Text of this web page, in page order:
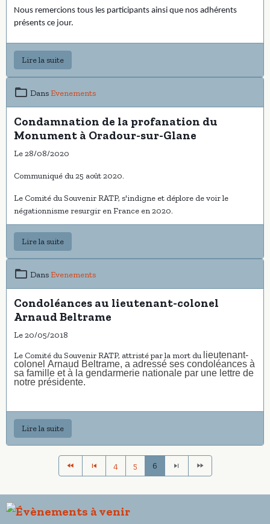
Nous remercions tous les participants ainsi que nos adhérents
présents ce jour.
Lire la suite
DansEvenements
Condamnation de la profanation du
Monument à Oradour-sur-Glane
Le 28/08/2020
Communiqué du 25 août 2020.
Le Comité du Souvenir RATP, s'indigne et déplore de voir le
négationnisme resurgir en France en 2020.
Lire la suite
DansEvenements
Condoléances au lieutenant-colonel
Arnaud Beltrame
Le 20/05/2018
Le Comité du Souvenir RATP, attristé par la mort du lieutenant-
colonel Arnaud Beltrame, a adressé ses condoléances à
sa famille et à la gendarmerie nationale par une lettre de
notre présidente.
Lire la suite
4 5 6